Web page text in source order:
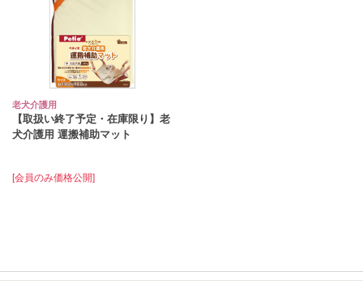
老犬介護用
【取扱い終了予定・在庫限り】老
犬介護用 運搬補助マット
[会員のみ価格公開]